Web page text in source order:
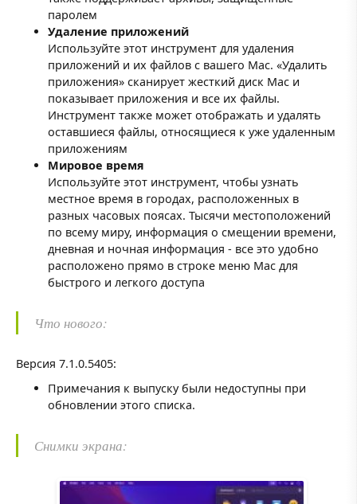
паролем
Удаление приложений
Используйте этот инструмент для удаления
приложений и их файлов с вашего Mac. «Удалить
приложения» сканирует жесткий диск Mac и
показывает приложения и все их файлы.
Инструмент также может отображать и удалять
оставшиеся файлы, относящиеся к уже удаленным
приложениям
Мировое время
Используйте этот инструмент, чтобы узнать
местное время в городах, расположенных в
разных часовых поясах. Тысячи местоположений
по всему миру, информация о смещении времени,
дневная и ночная информация - все это удобно
расположено прямо в строке меню Mac для
быстрого и легкого доступа
Что нового:
Версия 7.1.0.5405:
Примечания к выпуску были недоступны при
обновлении этого списка.
Снимки экрана: